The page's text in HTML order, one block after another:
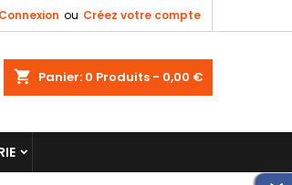
Connexion ou Créez votre compte
shopping_cart Panier: 0 Produits - 0,00 €